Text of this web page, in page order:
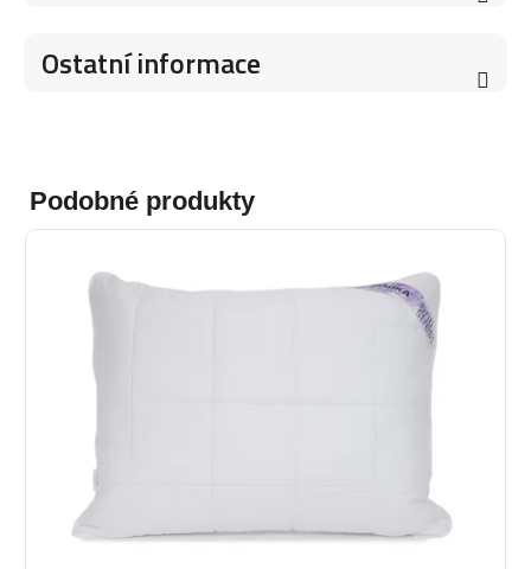
Ostatní informace
Podobné produkty